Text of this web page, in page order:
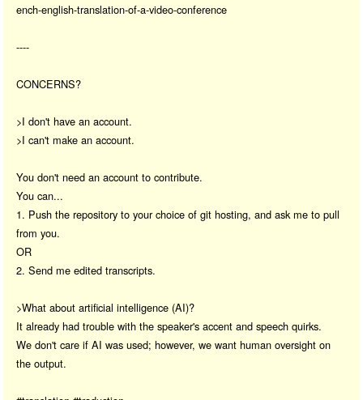
ench-english-translation-of-a-video-conference
----
CONCERNS?
>I don't have an account.
>I can't make an account.
You don't need an account to contribute.
You can...
1. Push the repository to your choice of git hosting, and ask me to pull
from you.
OR
2. Send me edited transcripts.
>What about artificial intelligence (AI)?
It already had trouble with the speaker's accent and speech quirks.
We don't care if AI was used; however, we want human oversight on
the output.